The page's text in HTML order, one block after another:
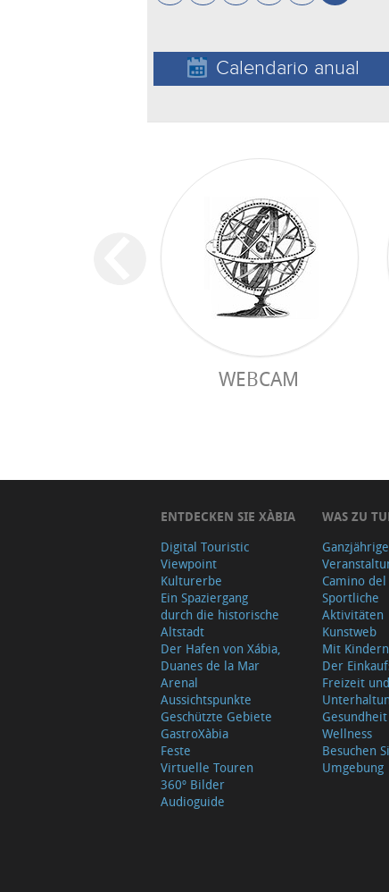
Calendario anual
WEBCAM
ENTDECKEN SIE XÀBIA
Digital Touristic
Viewpoint
Kulturerbe
Ein Spaziergang
durch die historische
Altstadt
Der Hafen von Xábia,
Duanes de la Mar
Arenal
Aussichtspunkte
Geschützte Gebiete
GastroXàbia
Feste
Virtuelle Touren
360º Bilder
Audioguide
WAS ZU
Ganzjährige
Camino
Sportliche
Aktivitäten
Kunstweb
Mit Kindern
Der
Freizeit und
Wellness
Besuchen
Umgebung